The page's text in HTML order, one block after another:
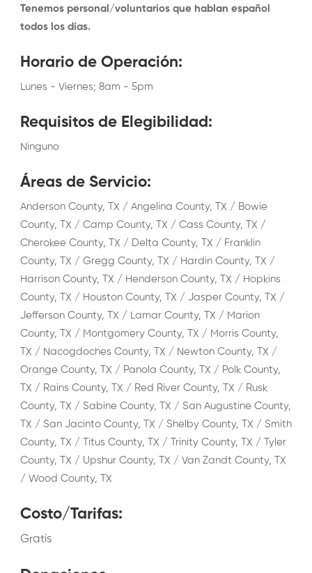
Tenemos personal/voluntarios que hablan español
todos los días.
Horario de Operación:
Lunes - Viernes; 8am - 5pm
Requisitos de Elegibilidad:
Ninguno
Áreas de Servicio:
Anderson County, TX / Angelina County, TX / Bowie
County, TX / Camp County, TX / Cass County, TX /
Cherokee County, TX / Delta County, TX / Franklin
County, TX / Gregg County, TX / Hardin County, TX /
Harrison County, TX / Henderson County, TX / Hopkins
County, TX / Houston County, TX / Jasper County, TX /
Jefferson County, TX / Lamar County, TX / Marion
County, TX / Montgomery County, TX / Morris County,
TX / Nacogdoches County, TX / Newton County, TX /
Orange County, TX / Panola County, TX / Polk County,
TX / Rains County, TX / Red River County, TX / Rusk
County, TX / Sabine County, TX / San Augustine County,
TX / San Jacinto County, TX / Shelby County, TX / Smith
County, TX / Titus County, TX / Trinity County, TX / Tyler
County, TX / Upshur County, TX / Van Zandt County, TX
/ Wood County, TX
Costo/Tarifas:
Gratis